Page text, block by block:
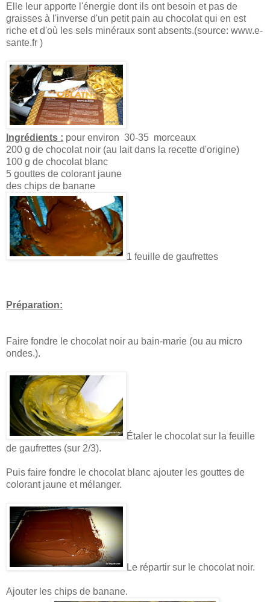
Elle leur apporte l'énergie dont ils ont besoin et pas de
graisses à l'inverse d'un petit pain au chocolat qui en est
riche et d'où les sels minéraux sont absents.(source: www.e-
sante.fr )
Ingrédients : pour environ 30-35 morceaux
200 g de chocolat noir (au lait dans la recette d'origine)
100 g de chocolat blanc
5 gouttes de colorant jaune
des chips de banane
1 feuille de gaufrettes
Préparation:
Faire fondre le chocolat noir au bain-marie (ou au micro
ondes.).
Étaler le chocolat sur la feuille
de gaufrettes (sur 2/3).
Puis faire fondre le chocolat blanc ajouter les gouttes de
colorant jaune et mélanger.
Le répartir sur le chocolat noir.
Ajouter les chips de banane.